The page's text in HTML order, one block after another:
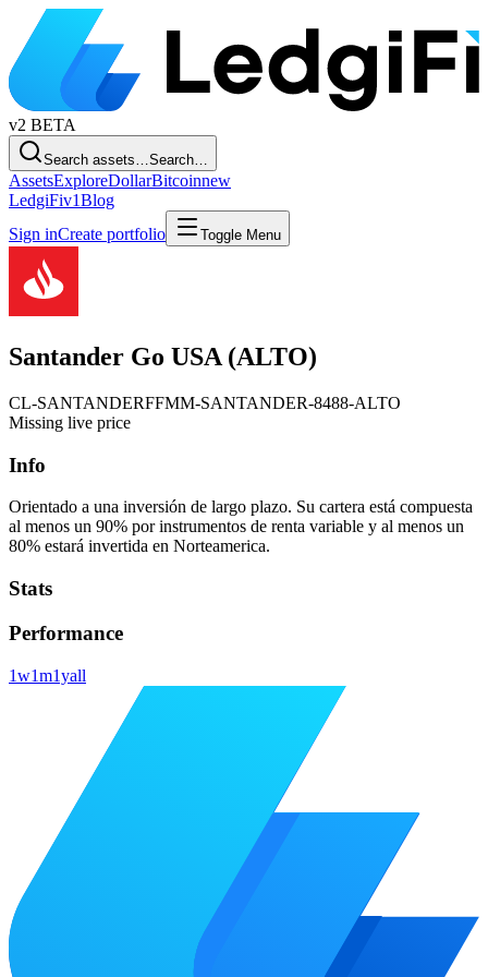
v2 BETA
Search assets…Search…
AssetsExploreDollarBitcoinnew
LedgiFiv1Blog
Sign inCreate portfolio Toggle Menu
Santander Go USA (ALTO)
CL-SANTANDERFFMM-SANTANDER-8488-ALTO
Missing live price
Info
Orientado a una inversión de largo plazo. Su cartera está compuesta
al menos un 90% por instrumentos de renta variable y al menos un
80% estará invertida en Norteamerica.
Stats
Performance
1w1m1yall